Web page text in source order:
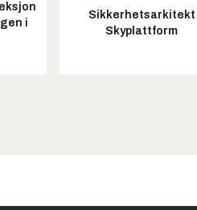
i
Sikkerhetsarkitekt
Skyplattform